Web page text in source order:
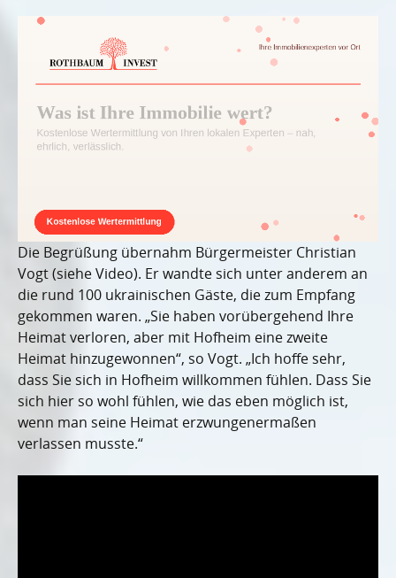
Die Begrüßung übernahm Bürgermeister Christian
Vogt (siehe Video). Er wandte sich unter anderem an
die rund 100 ukrainischen Gäste, die zum Empfang
gekommen waren. „Sie haben vorübergehend Ihre
Heimat verloren, aber mit Hofheim eine zweite
Heimat hinzugewonnen“, so Vogt. „Ich hoffe sehr,
dass Sie sich in Hofheim willkommen fühlen. Dass Sie
sich hier so wohl fühlen, wie das eben möglich ist,
wenn man seine Heimat erzwungenermaßen
verlassen musste.“